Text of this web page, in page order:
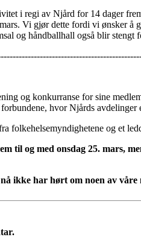
i regi av Njård for 14 dager
Vi gjør dette fordi vi ønsker å
og håndballhall også blir stengt
og konkurranse for sine
hvor Njårds avdelinger
folkehelsemyndighetene og et
til og med onsdag 25. mars,
ikke har hørt om noen av